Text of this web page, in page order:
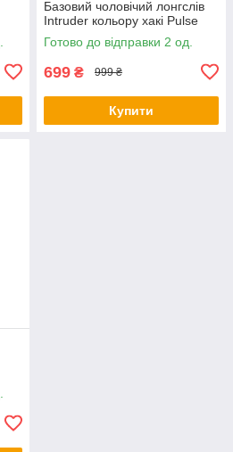
Базовий чоловічий лонгслів
Intruder кольору хакі Pulse
Готово до відправки 2 од.
699 ₴ 999 ₴
Купити